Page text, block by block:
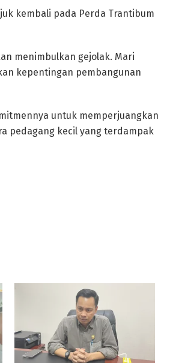
kembali pada Perda Trantibum
menimbulkan gejolak. Mari
kepentingan pembangunan
untuk memperjuangkan
pedagang kecil yang terdampak